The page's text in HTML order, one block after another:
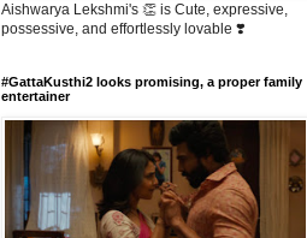
Aishwarya Lekshmi's 👏 is Cute, expressive,
possessive, and effortlessly lovable ❣️
#GattaKusthi2 looks promising, a proper family
entertainer